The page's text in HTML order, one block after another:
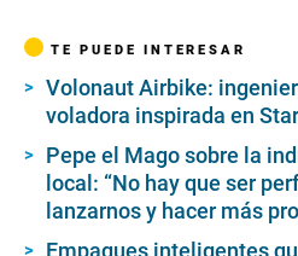
TE PUEDE INTERESAR
Volonaut Airbike:
voladora inspirada en
Pepe el Mago sobre la
local: “No hay que ser
lanzarnos y hacer más
Empaques inteligentes